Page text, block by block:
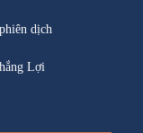
dịch
Lợi